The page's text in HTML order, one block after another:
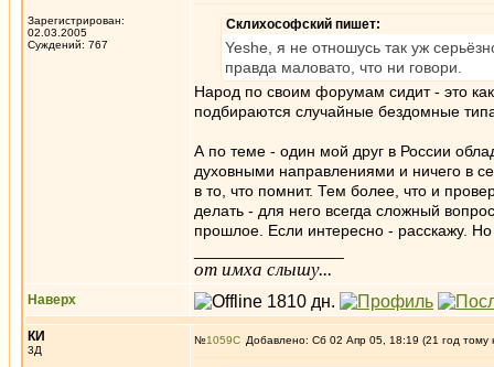
Зарегистрирован:
02.03.2005
Суждений: 767
Склихософский пишет:
Yeshe, я не отношусь так уж
правда маловато, что ни говори.
Народ по своим форумам сидит - это
подбираются случайные бездомные
А по теме - один мой друг в России
духовными направлениями и ничего в
в то, что помнит. Тем более, что и
делать - для него всегда сложный
прошлое. Если интересно - расскажу.
от имха слышу...
Наверх
КИ
3Д
№1059 Добавлено: Сб 02 Апр 05, 18:19 (21 год тому